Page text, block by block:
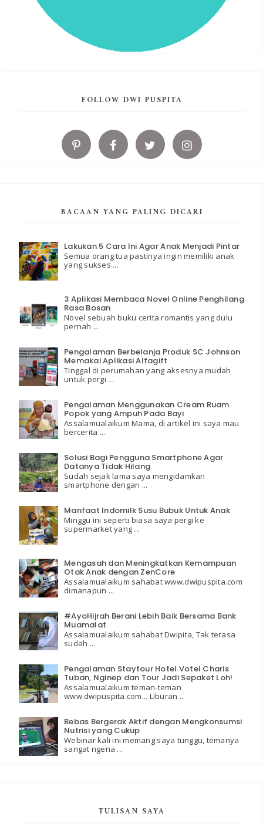
FOLLOW DWI PUSPITA
BACAAN YANG PALING DICARI
Lakukan 5 Cara Ini Agar Anak Menjadi Pintar
Semua orang tua pastinya ingin memiliki anak
yang sukses ...
3 Aplikasi Membaca Novel Online Penghilang
Rasa Bosan
Novel sebuah buku cerita romantis yang dulu
pernah ...
Pengalaman Berbelanja Produk SC Johnson
Memakai Aplikasi Alfagift
Tinggal di perumahan yang aksesnya mudah
untuk pergi ...
Pengalaman Menggunakan Cream Ruam
Popok yang Ampuh Pada Bayi
Assalamualaikum Mama, di artikel ini saya mau
bercerita ...
Solusi Bagi Pengguna Smartphone Agar
Datanya Tidak Hilang
Sudah sejak lama saya mengidamkan
smartphone dengan ...
Manfaat Indomilk Susu Bubuk Untuk Anak
Minggu ini seperti biasa saya pergi ke
supermarket yang ...
Mengasah dan Meningkatkan Kemampuan
Otak Anak dengan ZenCore
Assalamualaikum sahabat www.dwipuspita.com
dimanapun ...
#AyoHijrah Berani Lebih Baik Bersama Bank
Muamalat
Assalamualaikum sahabat Dwipita, Tak terasa
sudah ...
Pengalaman Staytour Hotel Votel Charis
Tuban, Nginep dan Tour Jadi Sepaket Loh!
Assalamualaikum teman-teman
www.dwipuspita.com... Liburan ...
Bebas Bergerak Aktif dengan Mengkonsumsi
Nutrisi yang Cukup
Webinar kali ini memang saya tunggu, temanya
sangat ngena ...
TULISAN SAYA